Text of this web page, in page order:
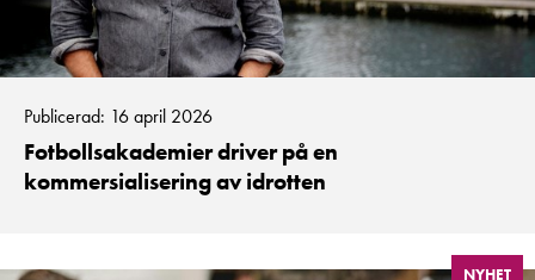
Publicerad: 16 april 2026
Fotbollsakademier driver på en
kommersialisering av idrotten
NYHET